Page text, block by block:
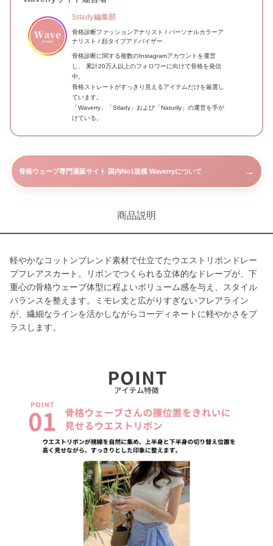
Stlady編集部
骨格診断ファッションアナリスト / パーソナルカラーア
ナリスト / 顔タイプアドバイザー
骨格診断に関する複数のInstagramアカウントを運営
し、 累計20万人以上のフォロワーに向けて骨格を発信
中。
骨格ストレートがすっきり見えるアイテムだけを厳選し
ています。
「Waverry」「Stlady」および「Naturily」の運営を手が
けている。
骨格ウェーブ専門通販サイト 国内No1規模 Waverryについて →
商品説明
軽やかなコットンブレンド素材で仕立てたウエストリボンドレー
プフレアスカート。リボンでつくられる立体的なドレープが、下
重心の骨格ウェーブ体型に程よいボリューム感を与え、スタイル
バランスを整えます。ミモレ丈と広がりすぎないフレアライン
が、繊細なラインを活かしながらコーディネートに軽やかさをプ
ラスします。